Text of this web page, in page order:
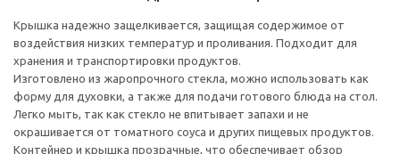
Крышка надежно защелкивается, защищая содержимое от
воздействия низких температур и проливания. Подходит для
хранения и транспортировки продуктов.
Изготовлено из жаропрочного стекла, можно использовать как
форму для духовки, а также для подачи готового блюда на стол.
Легко мыть, так как стекло не впитывает запахи и не
окрашивается от томатного соуса и других пищевых продуктов.
Контейнер и крышка прозрачные, что обеспечивает обзор